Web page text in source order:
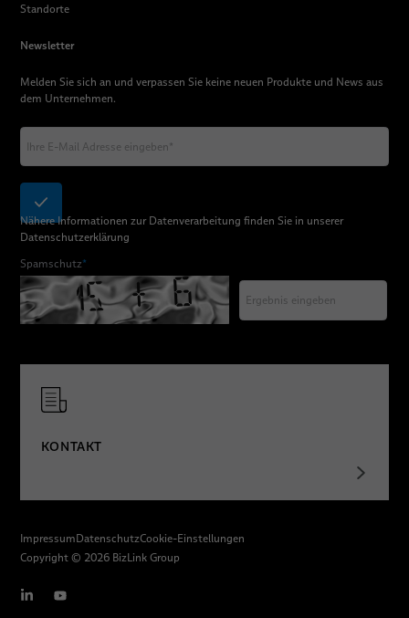
Standorte
Newsletter
Melden Sie sich an und verpassen Sie keine neuen Produkte und News aus
dem Unternehmen.
Nähere Informationen zur Datenverarbeitung finden Sie in unserer
Datenschutzerklärung
Spamschutz*
KONTAKT
ImpressumDatenschutzCookie-Einstellungen
Copyright © 2026 BizLink Group